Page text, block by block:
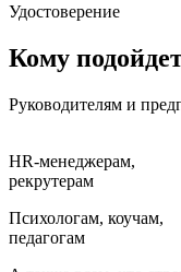
Удостоверение
Кому
Руководителям и
HR-менеджерам,
рекрутерам
Психологам, коучам,
педагогам